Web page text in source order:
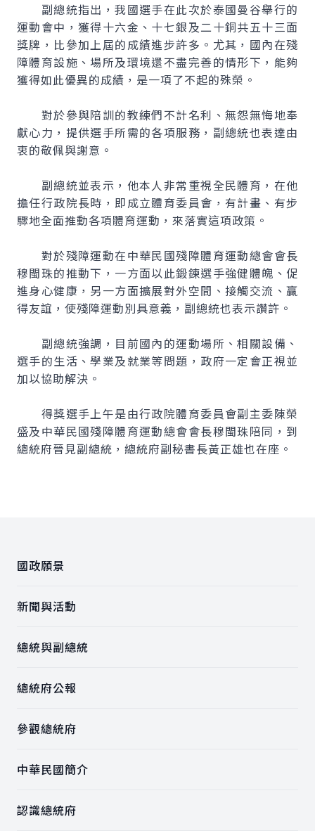
副總統指出，我國選手在此次於泰國曼谷舉行的
運動會中，獲得十六金、十七銀及二十銅共五十三面
獎牌，比參加上屆的成績進步許多。尤其，國內在殘
障體育設施、場所及環境還不盡完善的情形下，能夠
獲得如此優異的成績，是一項了不起的殊榮。
對於參與陪訓的教練們不計名利、無怨無悔地奉
獻心力，提供選手所需的各項服務，副總統也表達由
衷的敬佩與謝意。
副總統並表示，他本人非常重視全民體育，在他
擔任行政院長時，即成立體育委員會，有計畫、有步
驟地全面推動各項體育運動，來落實這項政策。
對於殘障運動在中華民國殘障體育運動總會會長
穆閩珠的推動下，一方面以此鍛鍊選手強健體魄、促
進身心健康，另一方面擴展對外空間、接觸交流、贏
得友誼，使殘障運動別具意義，副總統也表示讚許。
副總統強調，目前國內的運動場所、相關設備、
選手的生活、學業及就業等問題，政府一定會正視並
加以協助解決。
得獎選手上午是由行政院體育委員會副主委陳榮
盛及中華民國殘障體育運動總會會長穆閩珠陪同，到
總統府晉見副總統，總統府副秘書長黃正雄也在座。
國政願景
新聞與活動
總統與副總統
總統府公報
參觀總統府
中華民國簡介
認識總統府